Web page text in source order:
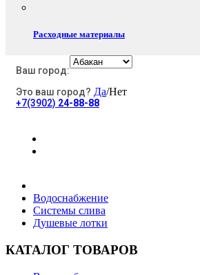
Расходные материалы
Электротовары
Ваш город:
Это ваш город? Да/Нет
+7(3902) 24-88-88
Водоснабжение
Системы слива
Душевые лотки
КАТАЛОГ ТОВАРОВ